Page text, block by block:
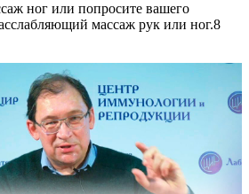
ног или попросите вашего
массаж рук или ног.8